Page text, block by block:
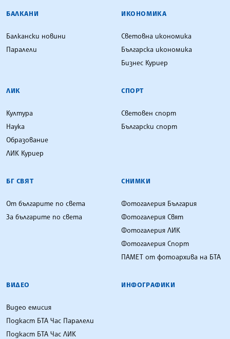
БАЛКАНИ
Балкански новини
Паралели
ИКОНОМИКА
Световна икономика
Българска икономика
Бизнес Куриер
ЛИК
Култура
Наука
Образование
ЛИК Куриер
СПОРТ
Световен спорт
Български спорт
БГ СВЯТ
От българите по света
За българите по света
СНИМКИ
Фотогалерия България
Фотогалерия Свят
Фотогалерия ЛИК
Фотогалерия Спорт
ПАМЕТ от фотоархива на БТА
ВИДЕО
Видео емисия
Подкаст БТА Час Паралели
Подкаст БТА Час ЛИК
ИНФОГРАФИКИ